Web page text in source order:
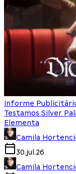
Informe
Testamos Silver
Elementa
Camila
30.jul.26
Camila